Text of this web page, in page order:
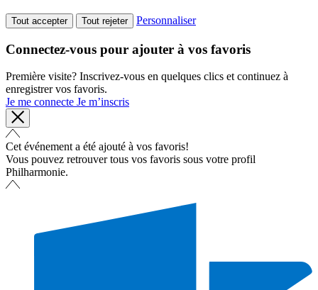
Tout accepter Tout rejeter Personnaliser
Connectez-vous pour ajouter à vos favoris
Première visite? Inscrivez-vous en quelques clics et continuez à
enregistrer vos favoris.
Je me connecte Je m’inscris
Cet événement a été ajouté à vos favoris!
Vous pouvez retrouver tous vos favoris sous votre profil
Philharmonie.